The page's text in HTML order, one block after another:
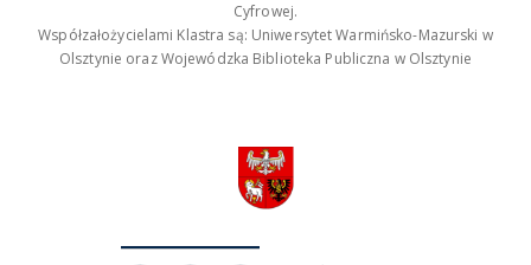
Cyfrowej.
Współzałożycielami Klastra są: Uniwersytet Warmińsko-Mazurski w
Olsztynie oraz Wojewódzka Biblioteka Publiczna w Olsztynie